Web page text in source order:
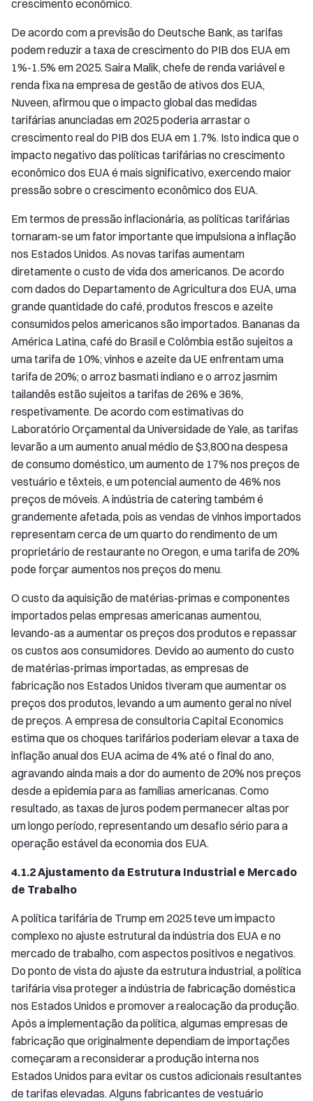
crescimento econômico.
De acordo com a previsão do Deutsche Bank, as tarifas
podem reduzir a taxa de crescimento do PIB dos EUA em
1%-1.5% em 2025. Saira Malik, chefe de renda variável e
renda fixa na empresa de gestão de ativos dos EUA,
Nuveen, afirmou que o impacto global das medidas
tarifárias anunciadas em 2025 poderia arrastar o
crescimento real do PIB dos EUA em 1.7%. Isto indica que o
impacto negativo das políticas tarifárias no crescimento
econômico dos EUA é mais significativo, exercendo maior
pressão sobre o crescimento econômico dos EUA.
Em termos de pressão inflacionária, as políticas tarifárias
tornaram-se um fator importante que impulsiona a inflação
nos Estados Unidos. As novas tarifas aumentam
diretamente o custo de vida dos americanos. De acordo
com dados do Departamento de Agricultura dos EUA, uma
grande quantidade do café, produtos frescos e azeite
consumidos pelos americanos são importados. Bananas da
América Latina, café do Brasil e Colômbia estão sujeitos a
uma tarifa de 10%; vinhos e azeite da UE enfrentam uma
tarifa de 20%; o arroz basmati indiano e o arroz jasmim
tailandês estão sujeitos a tarifas de 26% e 36%,
respetivamente. De acordo com estimativas do
Laboratório Orçamental da Universidade de Yale, as tarifas
levarão a um aumento anual médio de $3,800 na despesa
de consumo doméstico, um aumento de 17% nos preços de
vestuário e têxteis, e um potencial aumento de 46% nos
preços de móveis. A indústria de catering também é
grandemente afetada, pois as vendas de vinhos importados
representam cerca de um quarto do rendimento de um
proprietário de restaurante no Oregon, e uma tarifa de 20%
pode forçar aumentos nos preços do menu.
O custo da aquisição de matérias-primas e componentes
importados pelas empresas americanas aumentou,
levando-as a aumentar os preços dos produtos e repassar
os custos aos consumidores. Devido ao aumento do custo
de matérias-primas importadas, as empresas de
fabricação nos Estados Unidos tiveram que aumentar os
preços dos produtos, levando a um aumento geral no nível
de preços. A empresa de consultoria Capital Economics
estima que os choques tarifários poderiam elevar a taxa de
inflação anual dos EUA acima de 4% até o final do ano,
agravando ainda mais a dor do aumento de 20% nos preços
desde a epidemia para as famílias americanas. Como
resultado, as taxas de juros podem permanecer altas por
um longo período, representando um desafio sério para a
operação estável da economia dos EUA.
4.1.2 Ajustamento da Estrutura Industrial e Mercado
de Trabalho
A política tarifária de Trump em 2025 teve um impacto
complexo no ajuste estrutural da indústria dos EUA e no
mercado de trabalho, com aspectos positivos e negativos.
Do ponto de vista do ajuste da estrutura industrial, a política
tarifária visa proteger a indústria de fabricação doméstica
nos Estados Unidos e promover a realocação da produção.
Após a implementação da política, algumas empresas de
fabricação que originalmente dependiam de importações
começaram a reconsiderar a produção interna nos
Estados Unidos para evitar os custos adicionais resultantes
de tarifas elevadas. Alguns fabricantes de vestuário